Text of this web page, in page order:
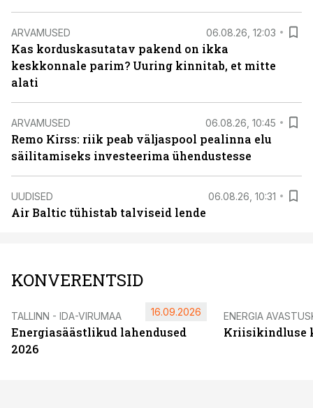
ARVAMUSED 06.08.26, 12:03
Kas korduskasutatav pakend on ikka
keskkonnale parim? Uuring kinnitab, et mitte
alati
ARVAMUSED 06.08.26, 10:45
Remo Kirss: riik peab väljaspool pealinna elu
säilitamiseks investeerima ühendustesse
UUDISED 06.08.26, 10:31
Air Baltic tühistab talviseid lende
KONVERENTSID
TALLINN - IDA-VIRUMAA
Energiasäästlikud lahendused
2026
16.09.2026 ENERGIA
Kriisikindluse